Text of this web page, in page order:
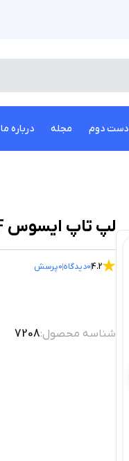
دست دوم مجله درباره ما
لپ تاپ ایسوس TUF Gaming F15 FX506HF گرافیک 4 گیگابایت
4.2
0دیدگاه0پرسش
شناسه محصول:7208